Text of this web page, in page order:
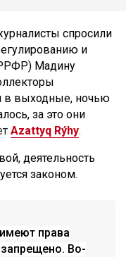
спросили
и
Мадину
в выходные, ночью
за это они
Azattyq Rýhy.
деятельность
законом.
права
Во-